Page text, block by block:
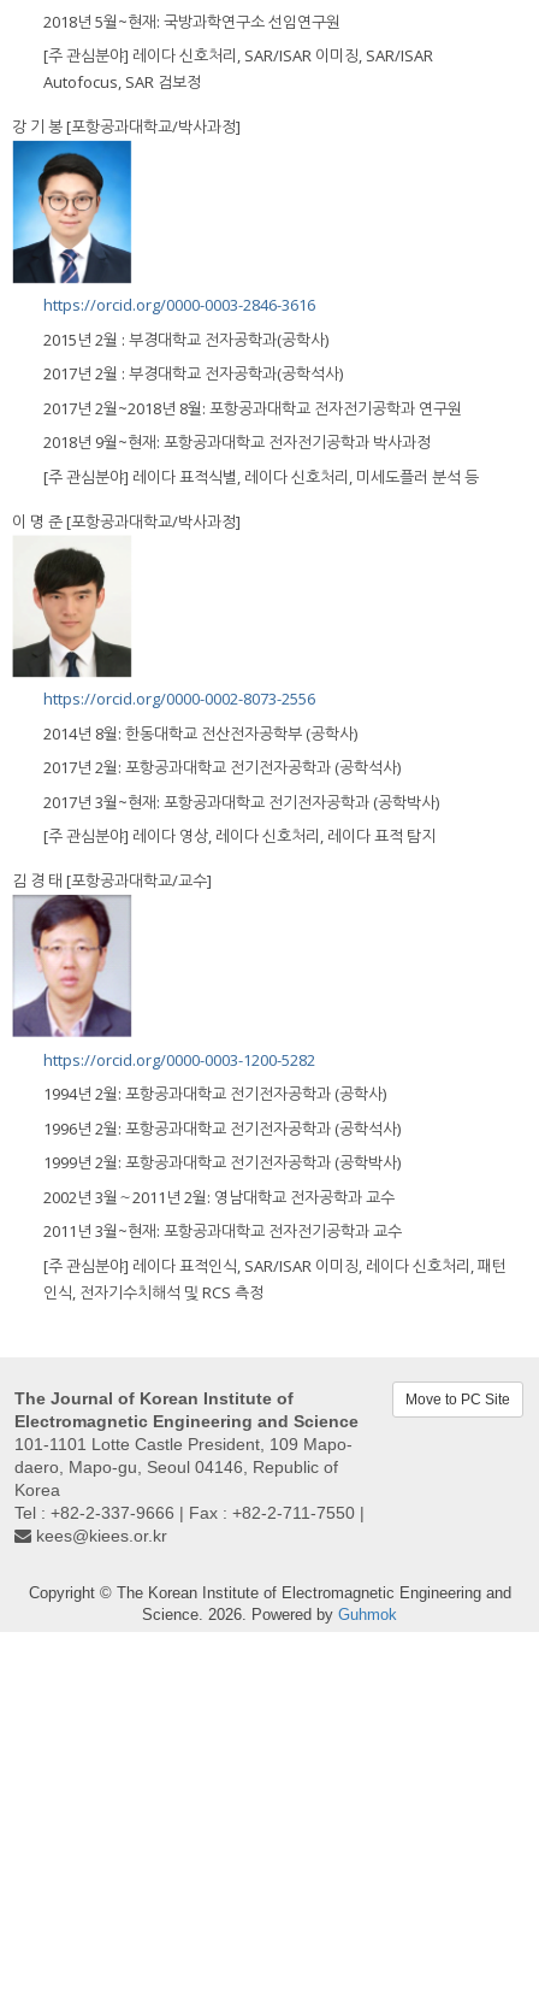
2018년 5월~현재: 국방과학연구소 선임연구원
[주 관심분야] 레이다 신호처리, SAR/ISAR 이미징, SAR/ISAR
Autofocus, SAR 검보정
강 기 봉 [포항공과대학교/박사과정]
https://orcid.org/0000-0003-2846-3616
2015년 2월 : 부경대학교 전자공학과(공학사)
2017년 2월 : 부경대학교 전자공학과(공학석사)
2017년 2월~2018년 8월: 포항공과대학교 전자전기공학과 연구원
2018년 9월~현재: 포항공과대학교 전자전기공학과 박사과정
[주 관심분야] 레이다 표적식별, 레이다 신호처리, 미세도플러 분석 등
이 명 준 [포항공과대학교/박사과정]
https://orcid.org/0000-0002-8073-2556
2014년 8월: 한동대학교 전산전자공학부 (공학사)
2017년 2월: 포항공과대학교 전기전자공학과 (공학석사)
2017년 3월~현재: 포항공과대학교 전기전자공학과 (공학박사)
[주 관심분야] 레이다 영상, 레이다 신호처리, 레이다 표적 탐지
김 경 태 [포항공과대학교/교수]
https://orcid.org/0000-0003-1200-5282
1994년 2월: 포항공과대학교 전기전자공학과 (공학사)
1996년 2월: 포항공과대학교 전기전자공학과 (공학석사)
1999년 2월: 포항공과대학교 전기전자공학과 (공학박사)
2002년 3월～2011년 2월: 영남대학교 전자공학과 교수
2011년 3월~현재: 포항공과대학교 전자전기공학과 교수
[주 관심분야] 레이다 표적인식, SAR/ISAR 이미징, 레이다 신호처리, 패턴
인식, 전자기수치해석 및 RCS 측정
The Journal of Korean Institute of
Electromagnetic Engineering and Science
101-1101 Lotte Castle President, 109 Mapo-
daero, Mapo-gu, Seoul 04146, Republic of
Korea
Tel : +82-2-337-9666 | Fax : +82-2-711-7550 |
kees@kiees.or.kr
Move to PC Site
Copyright © The Korean Institute of Electromagnetic Engineering and
Science. 2026. Powered by Guhmok